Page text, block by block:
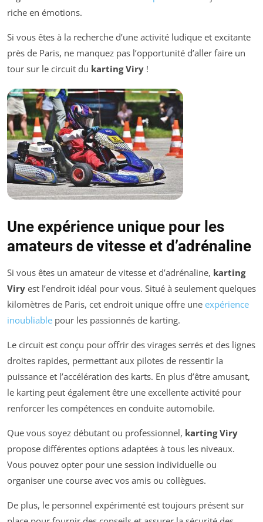
riche en émotions.
Si vous êtes à la recherche d’une activité ludique et excitante
près de Paris, ne manquez pas l’opportunité d’aller faire un
tour sur le circuit du karting Viry !
Une expérience unique pour les
amateurs de vitesse et d’adrénaline
Si vous êtes un amateur de vitesse et d’adrénaline, karting
Viry est l’endroit idéal pour vous. Situé à seulement quelques
kilomètres de Paris, cet endroit unique offre une expérience
inoubliable pour les passionnés de karting.
Le circuit est conçu pour offrir des virages serrés et des lignes
droites rapides, permettant aux pilotes de ressentir la
puissance et l’accélération des karts. En plus d’être amusant,
le karting peut également être une excellente activité pour
renforcer les compétences en conduite automobile.
Que vous soyez débutant ou professionnel, karting Viry
propose différentes options adaptées à tous les niveaux.
Vous pouvez opter pour une session individuelle ou
organiser une course avec vos amis ou collègues.
De plus, le personnel expérimenté est toujours présent sur